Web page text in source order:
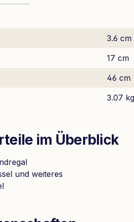
3.6 cm
17 cm
46 cm
3.07 kg
im Überblick
und weiteres